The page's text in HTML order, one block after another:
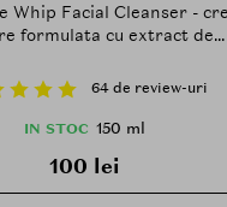
Whip Facial Cleanser -
formulata cu extract de...
64 de review-uri
IN STOC 150 ml
100 lei